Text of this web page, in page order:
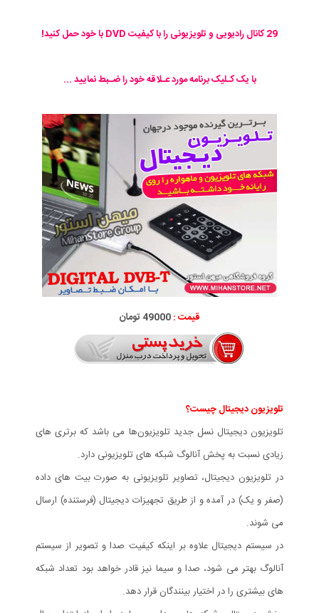
29 کانال رادیویی و تلویزیونی را با کیفیت DVD با خود حمل کنید!
با یک کـلیک برنامه مورد عـلاقه خود را ضـبط نمایید ...
قیمت :49000 تومان
تلویزیون دیجیتال چیست؟
تلویزیون دیجیتال نسل جدید تلویزیون‌ها می باشد که برتری های
زیادی نسبت به پخش آنالوگ شبکه های تلویزیونی دارد.
در تلویزیون دیجیتال، تصاویر تلویزیونی به صورت بیت های داده
(صفر و یک) در آمده و از طریق تجهیزات دیجیتال (فرستنده) ارسال
می شوند.
در سیستم دیجیتال علاوه بر اینکه کیفیت صدا و تصویر از سیستم
آنالوگ بهتر می شود، صدا و سیما نیز قادر خواهد بود تعداد شبکه
های بیشتری را در اختیار بینندگان قرار دهد.